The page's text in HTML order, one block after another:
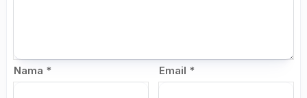
Nama * Email *